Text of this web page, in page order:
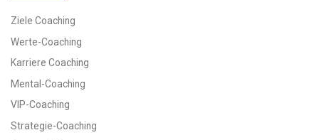
Ziele Coaching
Werte-Coaching
Karriere Coaching
Mental-Coaching
VIP-Coaching
Strategie-Coaching